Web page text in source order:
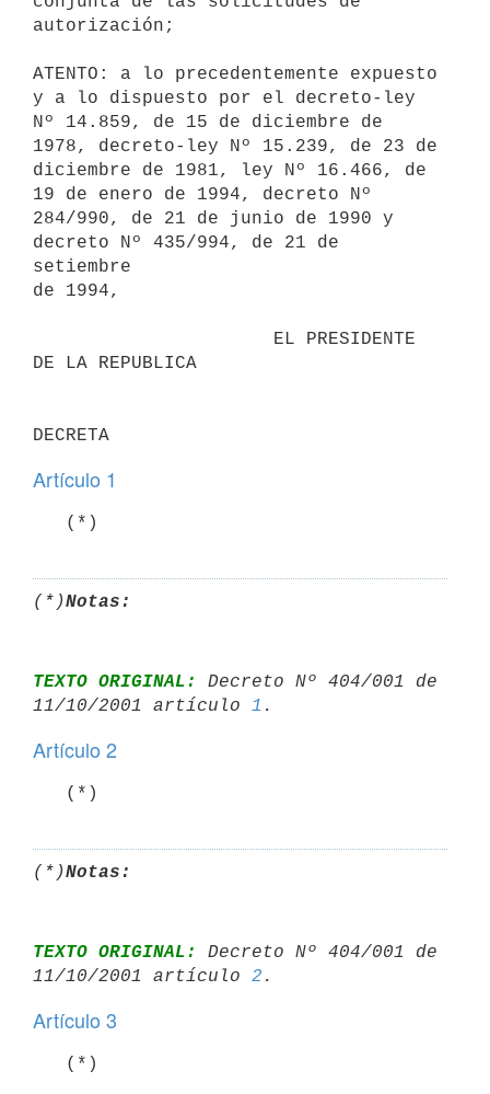
autorización;
ATENTO: a lo precedentemente expuesto
y a lo dispuesto por el decreto-ley
Nº 14.859, de 15 de diciembre de
1978, decreto-ley Nº 15.239, de 23 de
diciembre de 1981, ley Nº 16.466, de
19 de enero de 1994, decreto Nº
284/990, de 21 de junio de 1990 y
decreto Nº 435/994, de 21 de
setiembre
de 1994,
DE LA REPUBLICA
Artículo 1
   (*)
(*)Notas:
TEXTO ORIGINAL:
Decreto Nº 404/001 de
11/10/2001 artículo 1
Artículo 2
   (*)
(*)Notas:
TEXTO ORIGINAL:
Decreto Nº 404/001 de
11/10/2001 artículo 2
Artículo 3
   (*)